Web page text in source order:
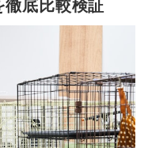
底比較検証